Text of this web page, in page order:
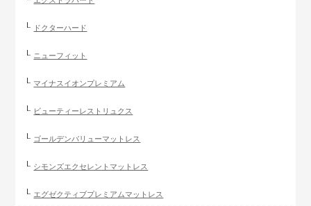
ドクターハード
ニューフィット
マイナスイオンプレミアム
ビューティーレストリュクス
ゴールデンバリューマットレス
シモンズエクセレントマットレス
エグゼクティブプレミアムマットレス